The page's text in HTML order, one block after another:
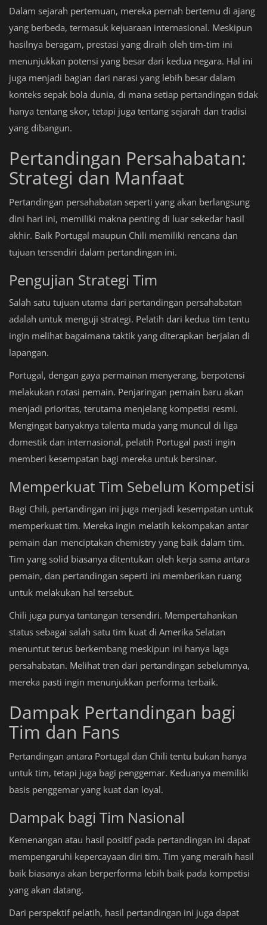
Dalam sejarah pertemuan, mereka pernah bertemu di ajang
yang berbeda, termasuk kejuaraan internasional. Meskipun
hasilnya beragam, prestasi yang diraih oleh tim-tim ini
menunjukkan potensi yang besar dari kedua negara. Hal ini
juga menjadi bagian dari narasi yang lebih besar dalam
konteks sepak bola dunia, di mana setiap pertandingan tidak
hanya tentang skor, tetapi juga tentang sejarah dan tradisi
yang dibangun.
Pertandingan Persahabatan:
Strategi dan Manfaat
Pertandingan persahabatan seperti yang akan berlangsung
dini hari ini, memiliki makna penting di luar sekedar hasil
akhir. Baik Portugal maupun Chili memiliki rencana dan
tujuan tersendiri dalam pertandingan ini.
Pengujian Strategi Tim
Salah satu tujuan utama dari pertandingan persahabatan
adalah untuk menguji strategi. Pelatih dari kedua tim tentu
ingin melihat bagaimana taktik yang diterapkan berjalan di
lapangan.
Portugal, dengan gaya permainan menyerang, berpotensi
melakukan rotasi pemain. Penjaringan pemain baru akan
menjadi prioritas, terutama menjelang kompetisi resmi.
Mengingat banyaknya talenta muda yang muncul di liga
domestik dan internasional, pelatih Portugal pasti ingin
memberi kesempatan bagi mereka untuk bersinar.
Memperkuat Tim Sebelum Kompetisi
Bagi Chili, pertandingan ini juga menjadi kesempatan untuk
memperkuat tim. Mereka ingin melatih kekompakan antar
pemain dan menciptakan chemistry yang baik dalam tim.
Tim yang solid biasanya ditentukan oleh kerja sama antara
pemain, dan pertandingan seperti ini memberikan ruang
untuk melakukan hal tersebut.
Chili juga punya tantangan tersendiri. Mempertahankan
status sebagai salah satu tim kuat di Amerika Selatan
menuntut terus berkembang meskipun ini hanya laga
persahabatan. Melihat tren dari pertandingan sebelumnya,
mereka pasti ingin menunjukkan performa terbaik.
Dampak Pertandingan bagi
Tim dan Fans
Pertandingan antara Portugal dan Chili tentu bukan hanya
untuk tim, tetapi juga bagi penggemar. Keduanya memiliki
basis penggemar yang kuat dan loyal.
Dampak bagi Tim Nasional
Kemenangan atau hasil positif pada pertandingan ini dapat
mempengaruhi kepercayaan diri tim. Tim yang meraih hasil
baik biasanya akan berperforma lebih baik pada kompetisi
yang akan datang.
Dari perspektif pelatih, hasil pertandingan ini juga dapat